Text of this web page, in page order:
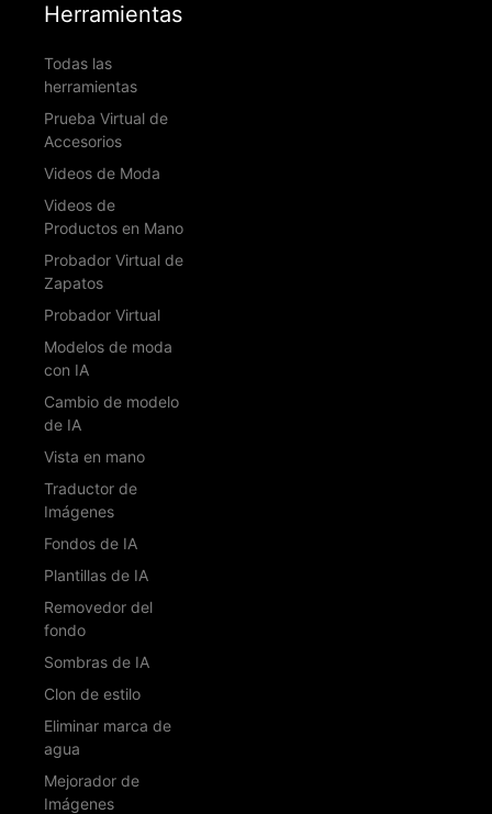
Herramientas
Todas las
herramientas
Prueba Virtual de
Accesorios
Videos de Moda
Videos de
Productos en Mano
Probador Virtual de
Zapatos
Probador Virtual
Modelos de moda
con IA
Cambio de modelo
de IA
Vista en mano
Traductor de
Imágenes
Fondos de IA
Plantillas de IA
Removedor del
fondo
Sombras de IA
Clon de estilo
Eliminar marca de
agua
Mejorador de
Imágenes